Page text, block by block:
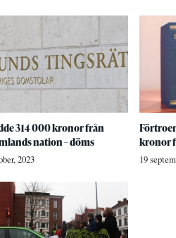
314 000 kronor från
nation – döms
2023
kronor
19